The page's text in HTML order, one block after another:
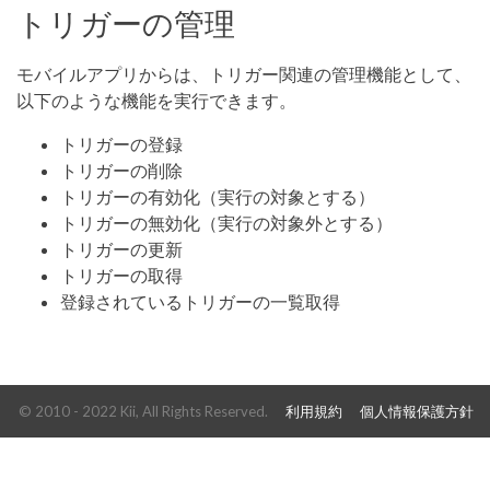
トリガーの管理
モバイルアプリからは、トリガー関連の管理機能として、
以下のような機能を実行できます。
トリガーの登録
トリガーの削除
トリガーの有効化（実行の対象とする）
トリガーの無効化（実行の対象外とする）
トリガーの更新
トリガーの取得
登録されているトリガーの一覧取得
© 2010 - 2022 Kii, All Rights Reserved. 利用規約 個人情報保護方針